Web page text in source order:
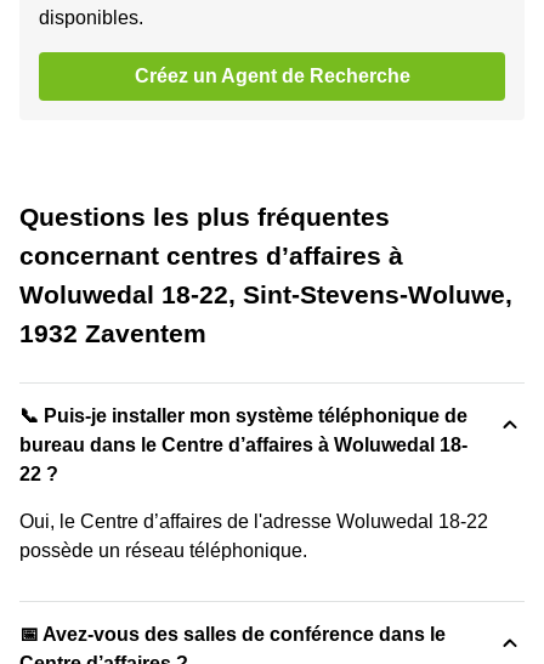
disponibles.
Créez un Agent de Recherche
Questions les plus fréquentes
concernant centres d’affaires à
Woluwedal 18-22, Sint-Stevens-Woluwe,
1932 Zaventem
📞 Puis-je installer mon système téléphonique de
bureau dans le Centre d’affaires à Woluwedal 18-
22 ?
Oui, le Centre d’affaires de l'adresse Woluwedal 18-22
possède un réseau téléphonique.
📅 Avez-vous des salles de conférence dans le